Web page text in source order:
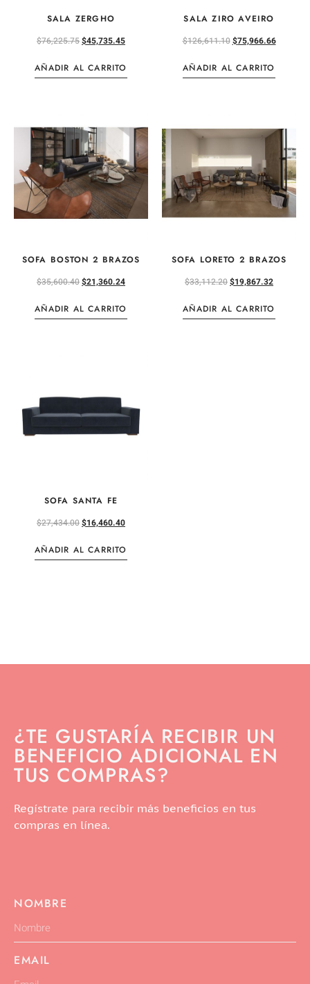
SALA ZERGHO
$76,225.75$45,735.45
AÑADIR AL CARRITO
SALA ZIRO AVEIRO
$126,611.10$75,966.66
AÑADIR AL CARRITO
SOFA BOSTON 2 BRAZOS
$35,600.40$21,360.24
AÑADIR AL CARRITO
SOFA LORETO 2 BRAZOS
$33,112.20$19,867.32
AÑADIR AL CARRITO
SOFA SANTA FE
$27,434.00$16,460.40
AÑADIR AL CARRITO
¿TE GUSTARÍA RECIBIR UN
BENEFICIO ADICIONAL EN
TUS COMPRAS?
Regístrate para recibir más beneficios en tus
compras en línea.
NOMBRE
EMAIL